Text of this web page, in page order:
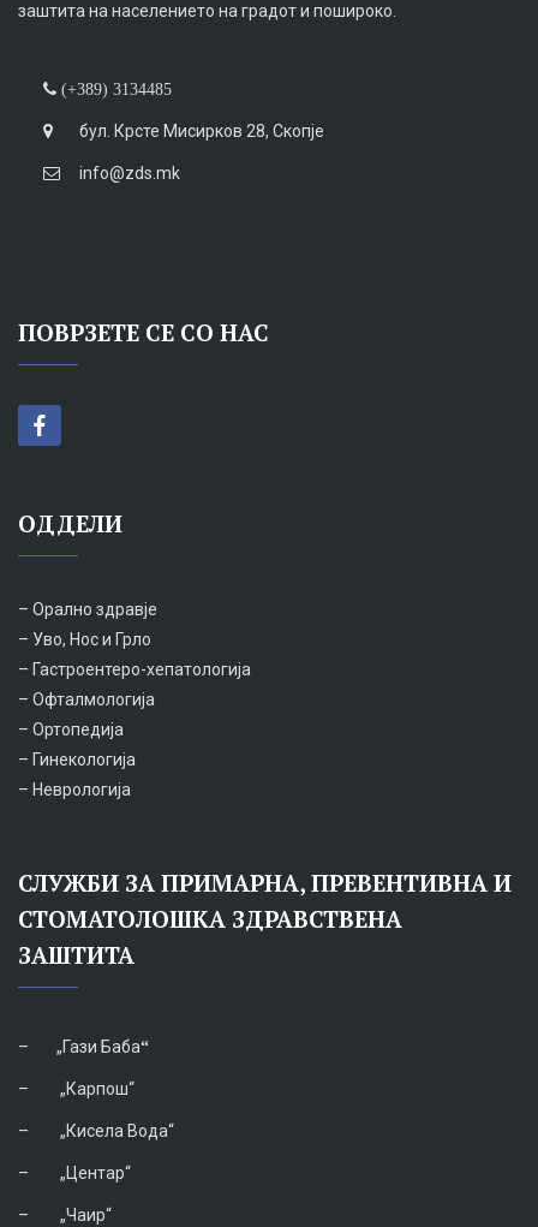
заштита на населението на градот и пошироко.
(+389) 3134485
бул. Крсте Мисирков 28, Скопје
info@zds.mk
ПОВРЗЕТЕ СЕ СО НАС
ОДДЕЛИ
– Орално здравје
– Уво, Нос и Грло
– Гастроентеро-хепатологија
– Офталмологија
– Ортопедија
– Гинекологија
– Неврологија
СЛУЖБИ ЗА ПРИМАРНА, ПРЕВЕНТИВНА И
СТОМАТОЛОШКА ЗДРАВСТВЕНА
ЗАШТИТА
– „Гази Баба“
– „Карпош“
– „Кисела Вода“
– „Центар“
– „Чаир“